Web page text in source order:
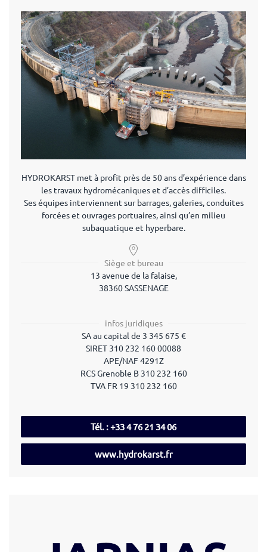
HYDROKARST met à profit près de 50 ans d’expérience dans
les travaux hydromécaniques et d’accès difficiles.
Ses équipes interviennent sur barrages, galeries, conduites
forcées et ouvrages portuaires, ainsi qu’en milieu
subaquatique et hyperbare.
Siège et bureau
13 avenue de la falaise,
38360 SASSENAGE
infos juridiques
SA au capital de 3 345 675 €
SIRET 310 232 160 00088
APE/NAF 4291Z
RCSGrenoble B 310 232 160
TVA FR 19 310 232 160
Tél. : +33 4 76 21 34 06
www.hydrokarst.fr